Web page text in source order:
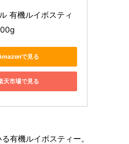
有機ルイボスティ
で見る
天市場で見る
有機ルイボスティー。